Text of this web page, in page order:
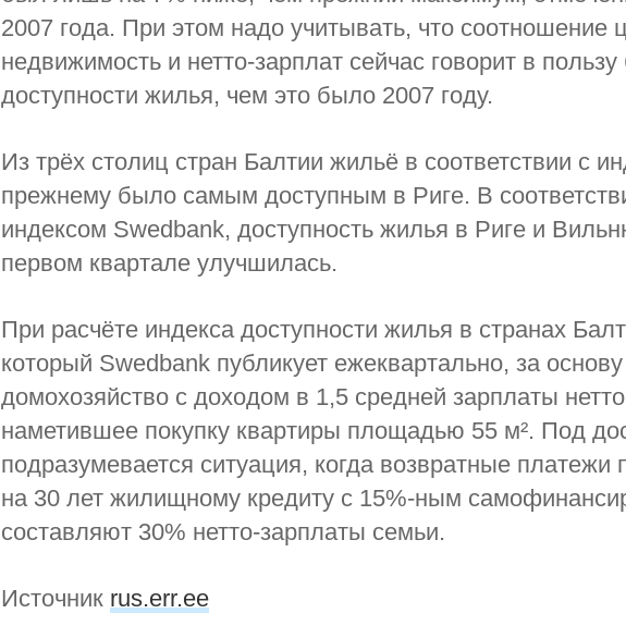
2007 года. При этом надо учитывать, что соотношение
недвижимость и нетто-зарплат сейчас говорит в
доступности жилья, чем это было 2007 году.
Из трёх столиц стран Балтии жильё в соответствии с
прежнему было самым доступным в Риге. В
индексом Swedbank, доступность жилья в Риге и
первом квартале улучшилась.
При расчёте индекса доступности жилья в странах
который Swedbank публикует ежеквартально, за
домохозяйство с доходом в 1,5 средней зарплаты
наметившее покупку квартиры площадью 55 м². Под
подразумевается ситуация, когда возвратные платежи
на 30 лет жилищному кредиту с 15%-ным
составляют 30% нетто-зарплаты семьи.
Источник rus.err.ee